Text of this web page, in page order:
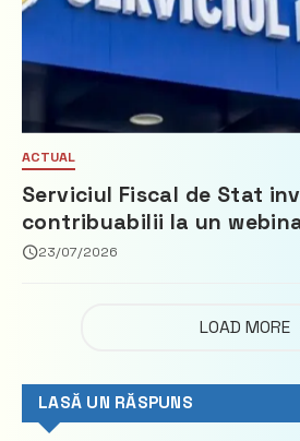
ACTUAL
Serviciul Fiscal de Stat
contribuabilii la un
privind calculul
23/07/2026
LOAD MORE
LASĂ UN RĂSPUNS